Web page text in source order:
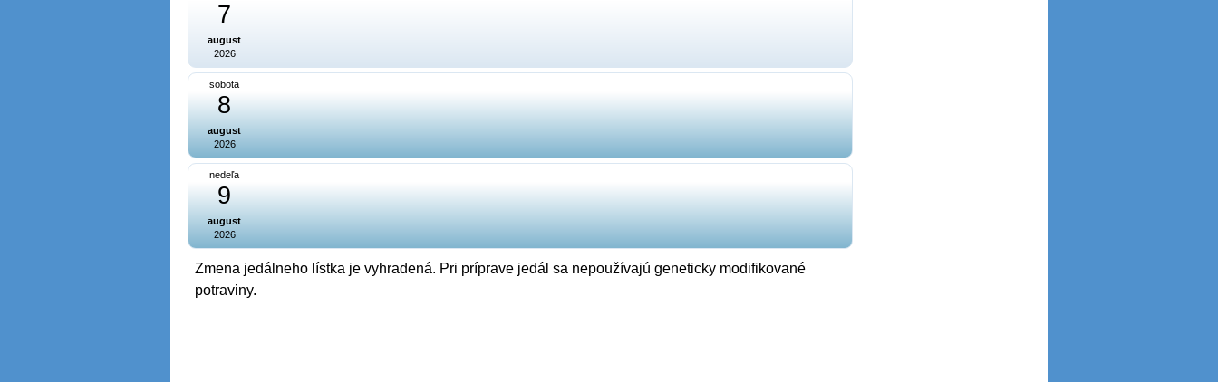
7
august
2026
sobota
8
august
2026
nedeľa
9
august
2026
Zmena jedálneho lístka je vyhradená. Pri príprave jedál sa nepoužívajú geneticky modifikované
potraviny.